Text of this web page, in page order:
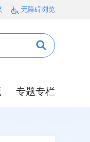
无障碍浏览
专题专栏